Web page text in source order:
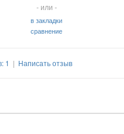
- или -
в закладки
сравнение
1 | Написать отзыв